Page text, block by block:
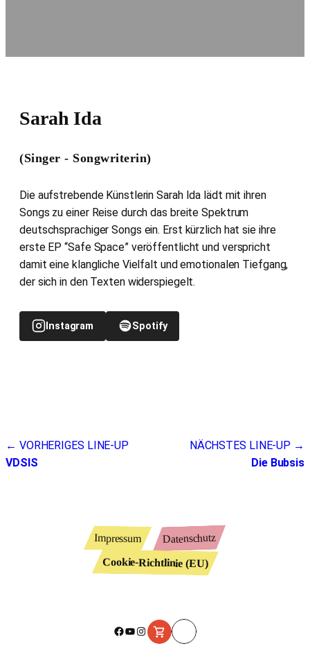
Sarah Ida
(Singer - Songwriterin)
Die aufstrebende Künstlerin Sarah Ida lädt mit ihren
Songs zu einer Reise durch das breite Spektrum
deutschsprachiger Songs ein. Erst kürzlich hat sie ihre
erste EP “Safe Space” veröffentlicht und verspricht
damit eine klangliche Vielfalt und emotionalen Tiefgang,
der sich in den Texten widerspiegelt.
Instagram Spotify
Beitragsnavigation
← VORHERIGES LINE-UP
VDSIS
NÄCHSTES LINE-UP →
Die Bubsis
Impressum Datenschutz
Cookie-Richtlinie (EU)
Facebook
YouTube
Instagram